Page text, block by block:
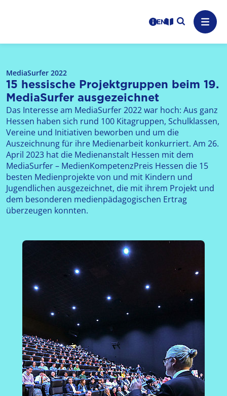
Logo: LPR Medienanstalt Hessen, Claim: Medien,
Benutzerhinweise
informations in
Leichte Sprache
Suche
MediaSurfer 2022
15 hessische Projektgruppen beim 19.
MediaSurfer ausgezeichnet
Das Interesse am MediaSurfer 2022 war hoch: Aus ganz
Hessen haben sich rund 100 Kitagruppen, Schulklassen,
Vereine und Initiativen beworben und um die
Auszeichnung für ihre Medienarbeit konkurriert. Am 26.
April 2023 hat die Medienanstalt Hessen mit dem
MediaSurfer – MedienKompetenzPreis Hessen die 15
besten Medienprojekte von und mit Kindern und
Jugendlichen ausgezeichnet, die mit ihrem Projekt und
dem besonderen medienpädagogischen Ertrag
überzeugen konnten.